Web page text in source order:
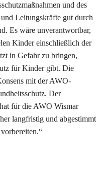
und des
Leitungskräfte gut durch
Es wäre unverantwortbar,
Kinder einschließlich der
in Gefahr zu bringen,
für Kinder gibt. Die
mit der AWO-
Der
für die AWO Wismar
langfristig und abgestimmt